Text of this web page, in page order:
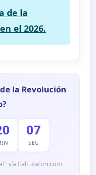
de la
el 2026.
la Revolución
06
SEG
· vía Calculatorr.com